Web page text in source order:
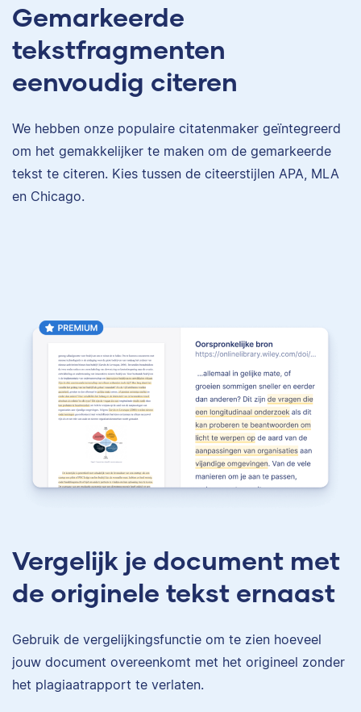
Gemarkeerde
tekstfragmenten
eenvoudig citeren
We hebben onze populaire citatenmaker geïntegreerd
om het gemakkelijker te maken om de gemarkeerde
tekst te citeren. Kies tussen de citeerstijlen APA, MLA
en Chicago.
Vergelijk je document met
de originele tekst ernaast
Gebruik de vergelijkingsfunctie om te zien hoeveel
jouw document overeenkomt met het origineel zonder
het plagiaatrapport te verlaten.